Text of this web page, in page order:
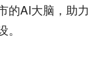
的AI大脑，助力